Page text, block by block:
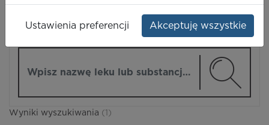
Wyniki wyszukiwania (1)
Ustawienia preferencji Akceptuję wszystkie